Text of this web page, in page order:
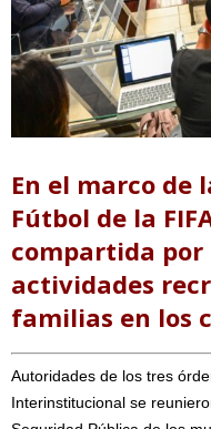
En el marco de
Fútbol de la
compartida por
actividades
familias en los
Autoridades de los tres
Interinstitucional se